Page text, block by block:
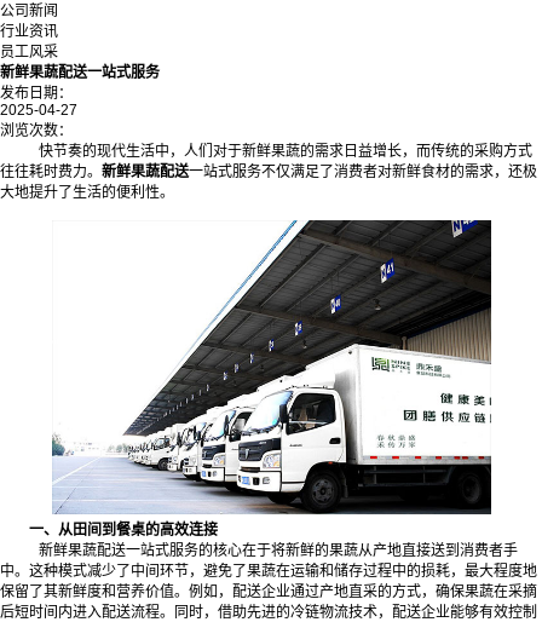
公司新闻
行业资讯
员工风采
新鲜果蔬配送一站式服务
发布日期：
2025-04-27
浏览次数：
快节奏的现代生活中，人们对于新鲜果蔬的需求日益增长，而传统的采购方式
往往耗时费力。 新鲜果蔬配送一站式服务不仅满足了消费者对新鲜食材的需求，还极
大地提升了生活的便利性。
一、从田间到餐桌的高效连接
新鲜果蔬配送一站式服务的核心在于将新鲜的果蔬从产地直接送到消费者手
中。这种模式减少了中间环节，避免了果蔬在运输和储存过程中的损耗，最大程度地
保留了其新鲜度和营养价值。例如，配送企业通过产地直采的方式，确保果蔬在采摘
后短时间内进入配送流程。同时，借助先进的冷链物流技术，配送企业能够有效控制